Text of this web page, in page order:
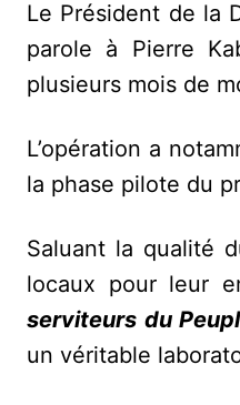
Le Président de la
parole à Pierre
plusieurs mois de
L’opération a
la phase pilote du
Saluant la qualité
locaux pour leur
serviteurs du
un véritable